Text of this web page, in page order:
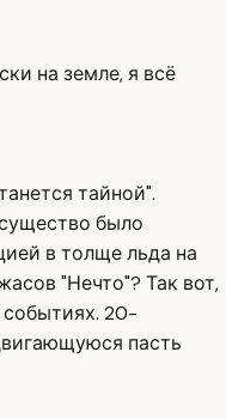
на земле, я всё
тайной".
было
в толще льда на
"Нечто"? Так вот,
событиях. 20-
пасть